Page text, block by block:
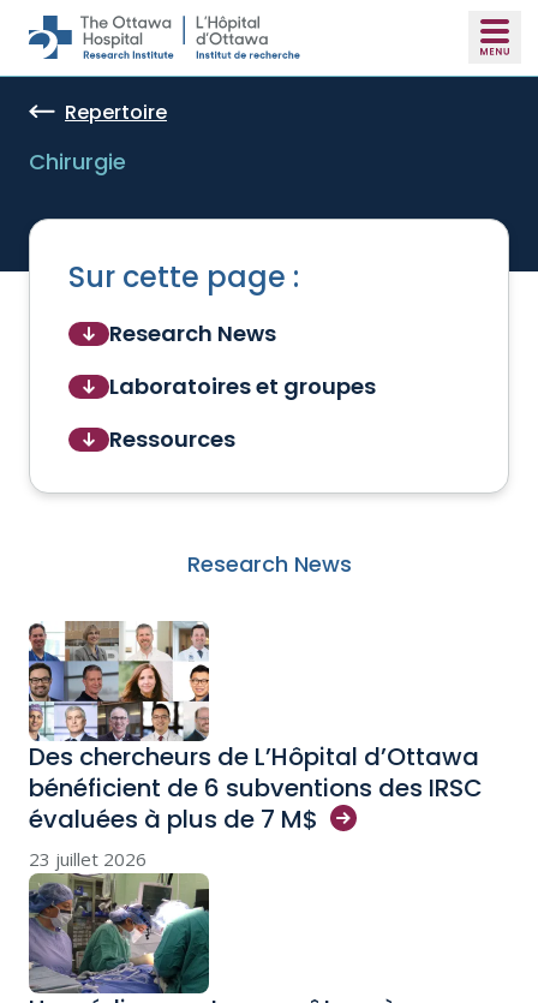
Skip to main content
Repertoire
Chirurgie
Sur cette page :
Research News
Laboratoires et groupes
Ressources
Research News
Des chercheurs de L’Hôpital d’Ottawa
bénéficient de 6 subventions des IRSC
évaluées à plus de 7 M$
23 juillet 2026